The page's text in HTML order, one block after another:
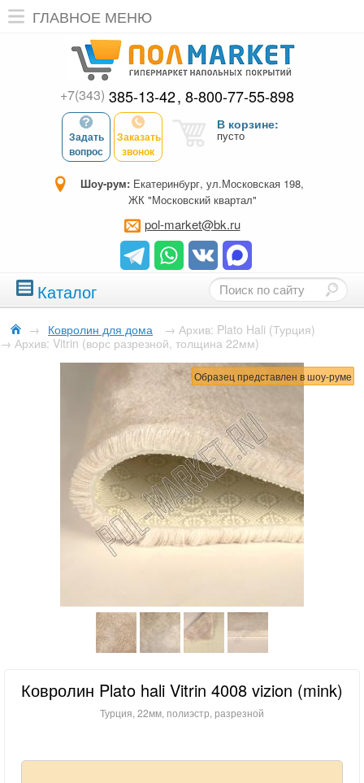
ГЛАВНОЕ МЕНЮ
+7(343) 385-13-42 8-800-77-55-898
Задать
вопрос
Заказать
звонок
В корзине:
пусто
Шоу-рум: Екатеринбург, ул.Московская 198,
ЖК "Московский квартал"
pol-market@bk.ru
Каталог
→ Ковролин для дома → Архив: Plato Hali (Турция)
→ Архив: Vitrin (ворс разрезной, толщина 22мм)
Образец представлен в шоу-руме
Ковролин Plato hali Vitrin 4008 vizion (mink)
Турция, 22мм, полиэстр, разрезной